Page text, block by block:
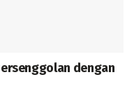
dengan